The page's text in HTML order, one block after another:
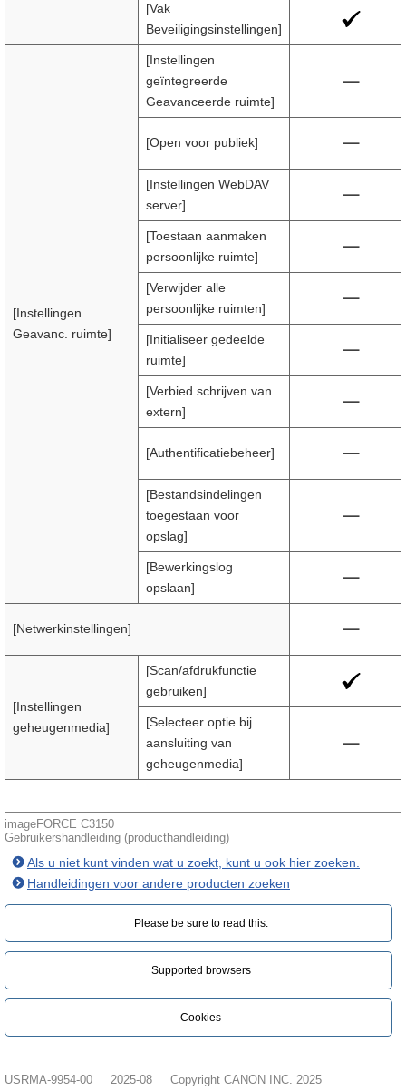
[Vak
Beveiligingsinstellingen]
[Instellingen
Geavanc. ruimte]
[Instellingen
geïntegreerde
Geavanceerde ruimte]
[Open voor publiek]
[Instellingen WebDAV
server]
[Toestaan aanmaken
persoonlijke ruimte]
[Verwijder alle
persoonlijke ruimten]
[Initialiseer gedeelde
ruimte]
[Verbied schrijven van
extern]
[Authentificatiebeheer]
[Bestandsindelingen
toegestaan voor
opslag]
[Bewerkingslog
opslaan]
[Netwerkinstellingen]
[Instellingen
geheugenmedia]
[Scan/afdrukfunctie
gebruiken]
[Selecteer optie bij
aansluiting van
geheugenmedia]
imageFORCE C3150
Gebruikershandleiding (producthandleiding)
Als u niet kunt vinden wat u zoekt, kunt u ook hier zoeken.
Handleidingen voor andere producten zoeken
Please be sure to read this.‎
Supported browsers
Cookies
USRMA-9954-00 2025-08 Copyright CANON INC. 2025